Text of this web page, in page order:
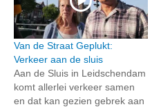
Van de Straat Geplukt:
Verkeer aan de sluis
Aan de Sluis in Leidschendam
komt allerlei verkeer samen
en dat kan gezien gebrek aan